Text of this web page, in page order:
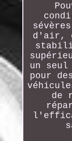
d'air,
un seul
pour
de